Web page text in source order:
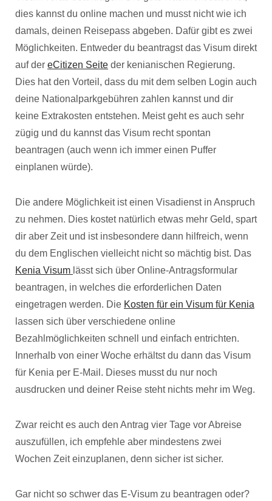
dies kannst du online machen und musst nicht wie ich
damals, deinen Reisepass abgeben. Dafür gibt es zwei
Möglichkeiten. Entweder du beantragst das Visum direkt
auf der eCitizen Seite der kenianischen Regierung.
Dies hat den Vorteil, dass du mit dem selben Login auch
deine Nationalparkgebühren zahlen kannst und dir
keine Extrakosten entstehen. Meist geht es auch sehr
zügig und du kannst das Visum recht spontan
beantragen (auch wenn ich immer einen Puffer
einplanen würde).
Die andere Möglichkeit ist einen Visadienst in Anspruch
zu nehmen. Dies kostet natürlich etwas mehr Geld, spart
dir aber Zeit und ist insbesondere dann hilfreich, wenn
du dem Englischen vielleicht nicht so mächtig bist. Das
Kenia Visum lässt sich über Online-Antragsformular
beantragen, in welches die erforderlichen Daten
eingetragen werden. Die Kosten für ein Visum für Kenia
lassen sich über verschiedene online
Bezahlmöglichkeiten schnell und einfach entrichten.
Innerhalb von einer Woche erhältst du dann das Visum
für Kenia per E-Mail. Dieses musst du nur noch
ausdrucken und deiner Reise steht nichts mehr im Weg.
Zwar reicht es auch den Antrag vier Tage vor Abreise
auszufüllen, ich empfehle aber mindestens zwei
Wochen Zeit einzuplanen, denn sicher ist sicher.
Gar nicht so schwer das E-Visum zu beantragen oder?